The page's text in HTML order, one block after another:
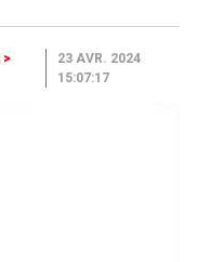
>
23 AVR. 2024
15:07:17